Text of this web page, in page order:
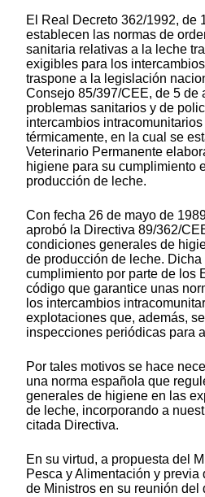
El Real Decreto 362/1992, de
establecen las normas de
sanitaria relativas a la leche
exigibles para los
traspone a la legislación
Consejo 85/397/CEE, de 5 de
problemas sanitarios y de
intercambios
térmicamente, en la cual se
Veterinario Permanente
higiene para su cumplimiento
producción de leche.
Con fecha 26 de mayo de
aprobó la Directiva 89/362/
condiciones generales de
de producción de leche.
cumplimiento por parte de los
código que garantice unas
los intercambios
explotaciones que, además,
inspecciones periódicas para
Por tales motivos se hace
una norma española que
generales de higiene en las
de leche, incorporando a
citada Directiva.
En su virtud, a propuesta del
Pesca y Alimentación y
de Ministros en su reunión del